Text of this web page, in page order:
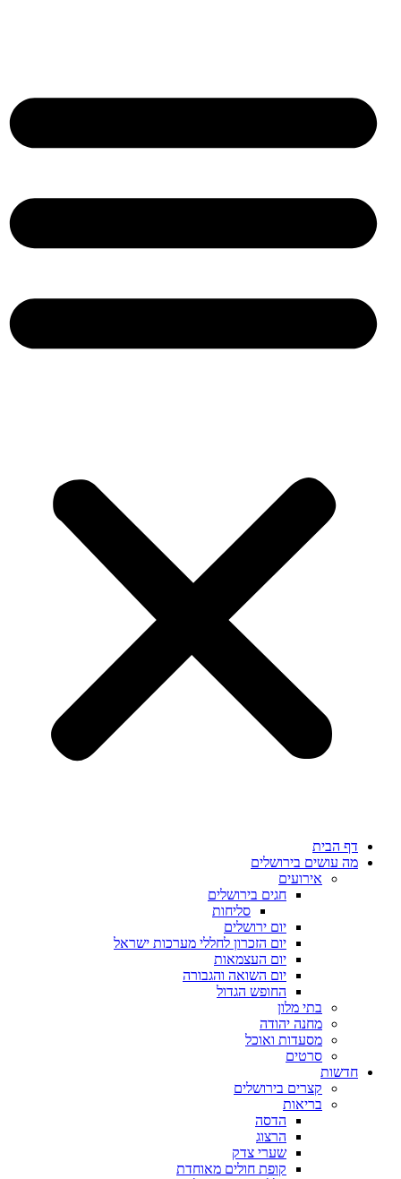
דף הבית
מה עושים בירושלים
אירועים
חגים בירושלים
סליחות
יום ירושלים
יום הזכרון לחללי מערכות ישראל
יום העצמאות
יום השואה והגבורה
החופש הגדול
בתי מלון
מחנה יהודה
מסעדות ואוכל
סרטים
חדשות
קצרים בירושלים
בריאות
הדסה
הרצוג
שערי צדק
קופת חולים מאוחדת